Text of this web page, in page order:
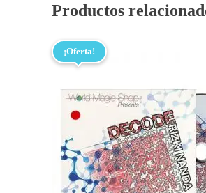
Productos
¡Oferta!